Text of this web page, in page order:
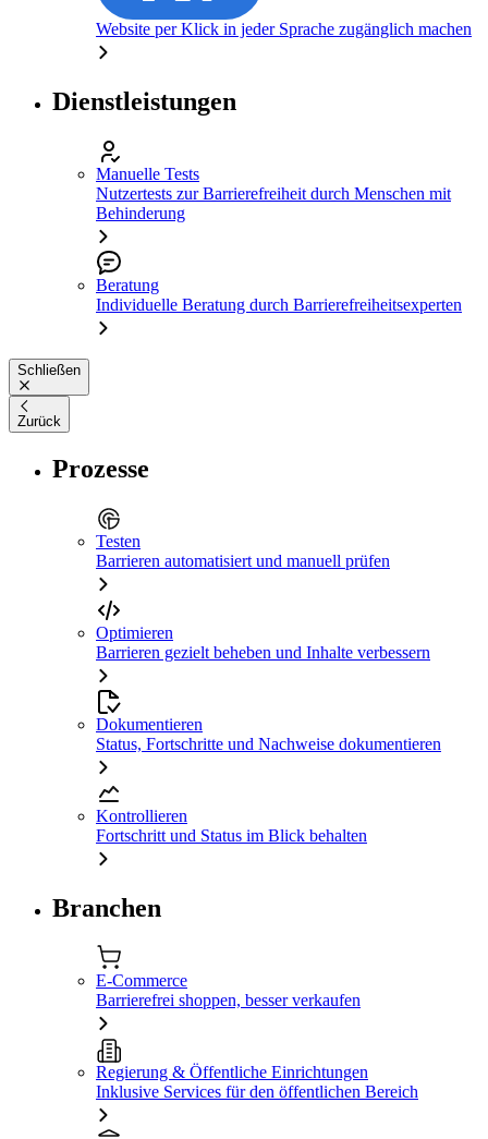
Website per Klick in jeder Sprache zugänglich machen
Dienstleistungen
Manuelle Tests
Nutzertests zur Barrierefreiheit durch Menschen mit
Behinderung
Beratung
Individuelle Beratung durch Barrierefreiheitsexperten
Schließen
Zurück
Prozesse
Testen
Barrieren automatisiert und manuell prüfen
Optimieren
Barrieren gezielt beheben und Inhalte verbessern
Dokumentieren
Status, Fortschritte und Nachweise dokumentieren
Kontrollieren
Fortschritt und Status im Blick behalten
Branchen
E-Commerce
Barrierefrei shoppen, besser verkaufen
Regierung & Öffentliche Einrichtungen
Inklusive Services für den öffentlichen Bereich